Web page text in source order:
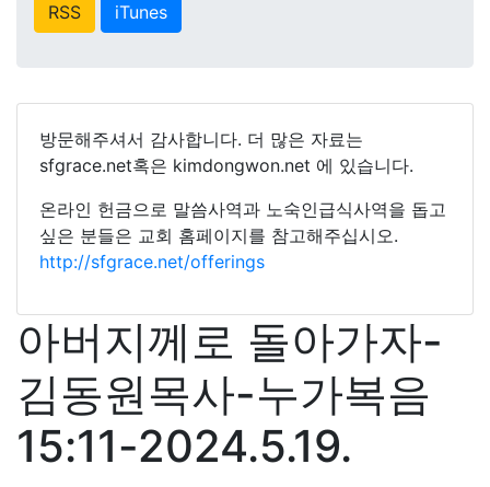
RSS iTunes
방문해주셔서 감사합니다. 더 많은 자료는
sfgrace.net혹은 kimdongwon.net 에 있습니다.
온라인 헌금으로 말씀사역과 노숙인급식사역을 돕고
싶은 분들은 교회 홈페이지를 참고해주십시오.
http://sfgrace.net/offerings
아버지께로 돌아가자-
김동원목사-누가복음
15:11-2024.5.19.